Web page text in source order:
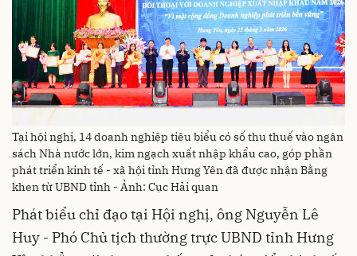
Tại hội nghị, 14 doanh nghiệp tiêu biểu có số thu thuế vào ngân
sách Nhà nước lớn, kim ngạch xuất nhập khẩu cao, góp phần
phát triển kinh tế - xã hội tỉnh Hưng Yên đã được nhận Bằng
khen từ UBND tỉnh - Ảnh: Cục Hải quan
Phát biểu chỉ đạo tại Hội nghị, ông Nguyễn Lê
Huy - Phó Chủ tịch thường trực UBND tỉnh Hưng